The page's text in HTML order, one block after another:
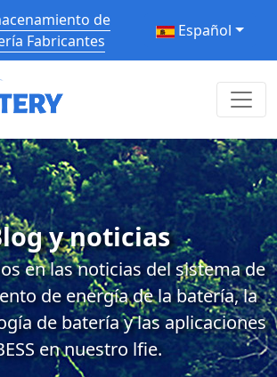
de
Fabricantes
Español
y noticias
en las noticias del sistema de
de energía de la batería, la
de batería y las aplicaciones
en nuestro lfie.